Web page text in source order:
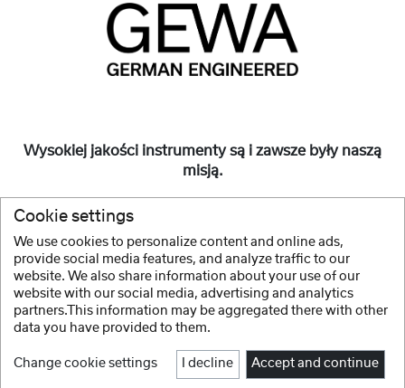
Wysokiej jakości instrumenty są i zawsze były naszą
misją.
dostępne dla wszystkich.
Więcej
Cookie settings
We use cookies to personalize content and online ads,
provide social media features, and analyze traffic to our
website. We also share information about your use of our
website with our social media, advertising and analytics
partners.This information may be aggregated there with other
data you have provided to them.
Change cookie settings I decline Accept and continue